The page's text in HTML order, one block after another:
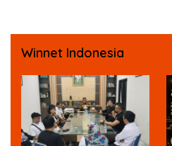
Winnet Indonesia